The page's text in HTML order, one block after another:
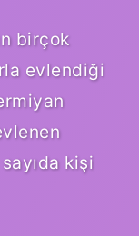
birçok
evlendiği
kişi